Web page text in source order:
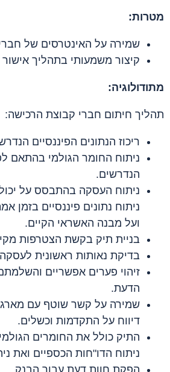
מטרות:
שמירה על האינטרסים של
קיצור משמעותי בתהליך
מתודולוגיה:
תהליך חיתום חברי קבוצת הרכישה:
ריכוז הנתונים הפיננסיים
ניתוח החומר הגולמי בהתאם
הנדרשים.
ניתוח העסקה בהתבסס על
ניתוח נתונים פיננסיים בזמן
ועל מבנה האשראי הקיים.
בניית תיק בקשת הצטרפות
בדיקת נאותות ראשונית
זיהוי פערים אפשריים
הדעת.
שמירה על קשר שוטף עם
דיווח על התקדמות וכשלים.
התיק כולל את החומרים
ניתוח הדו"חות הכספיים ואת
הפקת חוות דעת עבור הבנק.